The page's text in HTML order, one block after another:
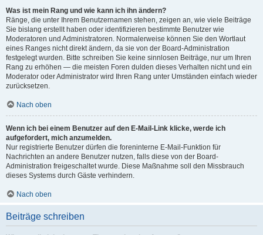
Was ist mein Rang und wie kann ich ihn ändern?
Ränge, die unter Ihrem Benutzernamen stehen, zeigen an, wie viele Beiträge
Sie bislang erstellt haben oder identifizieren bestimmte Benutzer wie
Moderatoren und Administratoren. Normalerweise können Sie den Wortlaut
eines Ranges nicht direkt ändern, da sie von der Board-Administration
festgelegt wurden. Bitte schreiben Sie keine sinnlosen Beiträge, nur um Ihren
Rang zu erhöhen — die meisten Foren dulden dieses Verhalten nicht und ein
Moderator oder Administrator wird Ihren Rang unter Umständen einfach wieder
zurücksetzen.
Nach oben
Wenn ich bei einem Benutzer auf den E-Mail-Link klicke, werde ich
aufgefordert, mich anzumelden.
Nur registrierte Benutzer dürfen die foreninterne E-Mail-Funktion für
Nachrichten an andere Benutzer nutzen, falls diese von der Board-
Administration freigeschaltet wurde. Diese Maßnahme soll den Missbrauch
dieses Systems durch Gäste verhindern.
Nach oben
Beiträge schreiben